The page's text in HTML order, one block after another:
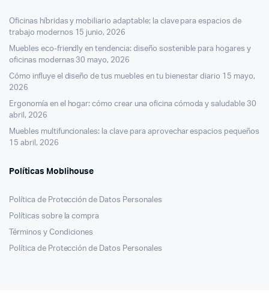
Oficinas híbridas y mobiliario adaptable: la clave para espacios de
trabajo modernos 15 junio, 2026
Muebles eco-friendly en tendencia: diseño sostenible para hogares y
oficinas modernas 30 mayo, 2026
Cómo influye el diseño de tus muebles en tu bienestar diario 15 mayo,
2026
Ergonomía en el hogar: cómo crear una oficina cómoda y saludable 30
abril, 2026
Muebles multifuncionales: la clave para aprovechar espacios pequeños
15 abril, 2026
Políticas Moblihouse
Política de Protección de Datos Personales
Políticas sobre la compra
Términos y Condiciones
Política de Protección de Datos Personales